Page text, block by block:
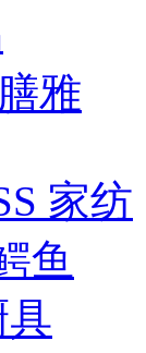
雅
家纺
鱼
具